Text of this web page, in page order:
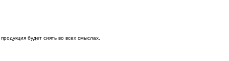
будет сиять во всех смыслах.